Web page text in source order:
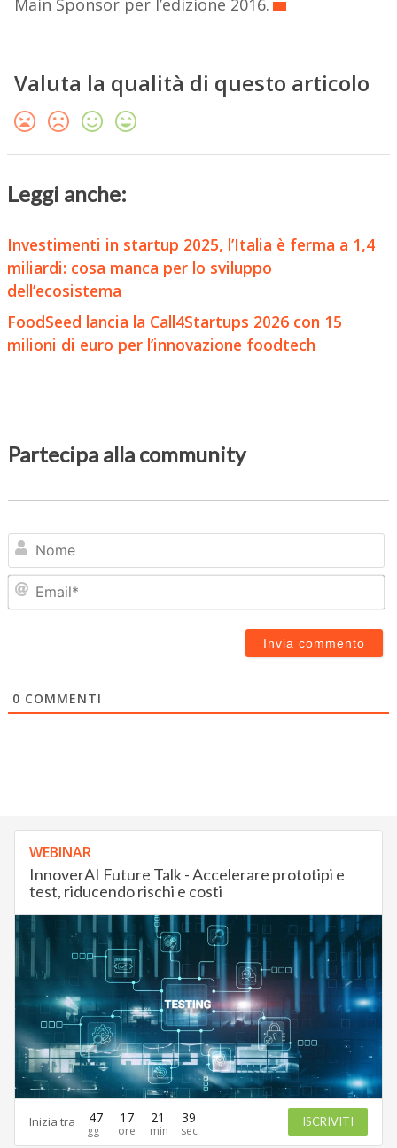
Main Sponsor per l’edizione 2016.
Valuta la qualità di questo articolo
Leggi anche:
Investimenti in startup 2025, l’Italia è ferma a 1,4
miliardi: cosa manca per lo sviluppo
dell’ecosistema
FoodSeed lancia la Call4Startups 2026 con 15
milioni di euro per l’innovazione foodtech
Partecipa alla community
0 COMMENTI
WEBINAR
InnoverAI Future Talk - Accelerare prototipi e
test, riducendo rischi e costi
Inizia tra 47 17 21 37 ISCRIVITI